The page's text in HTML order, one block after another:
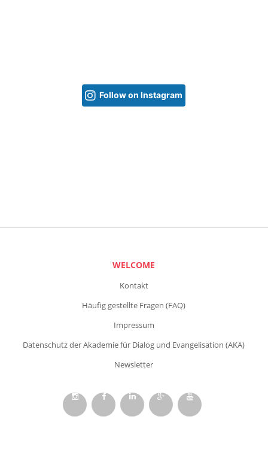
Follow on Instagram
WELCOME
Kontakt
Häufig gestellte Fragen (FAQ)
Impressum
Datenschutz der Akademie für Dialog und Evangelisation (AKA)
Newsletter